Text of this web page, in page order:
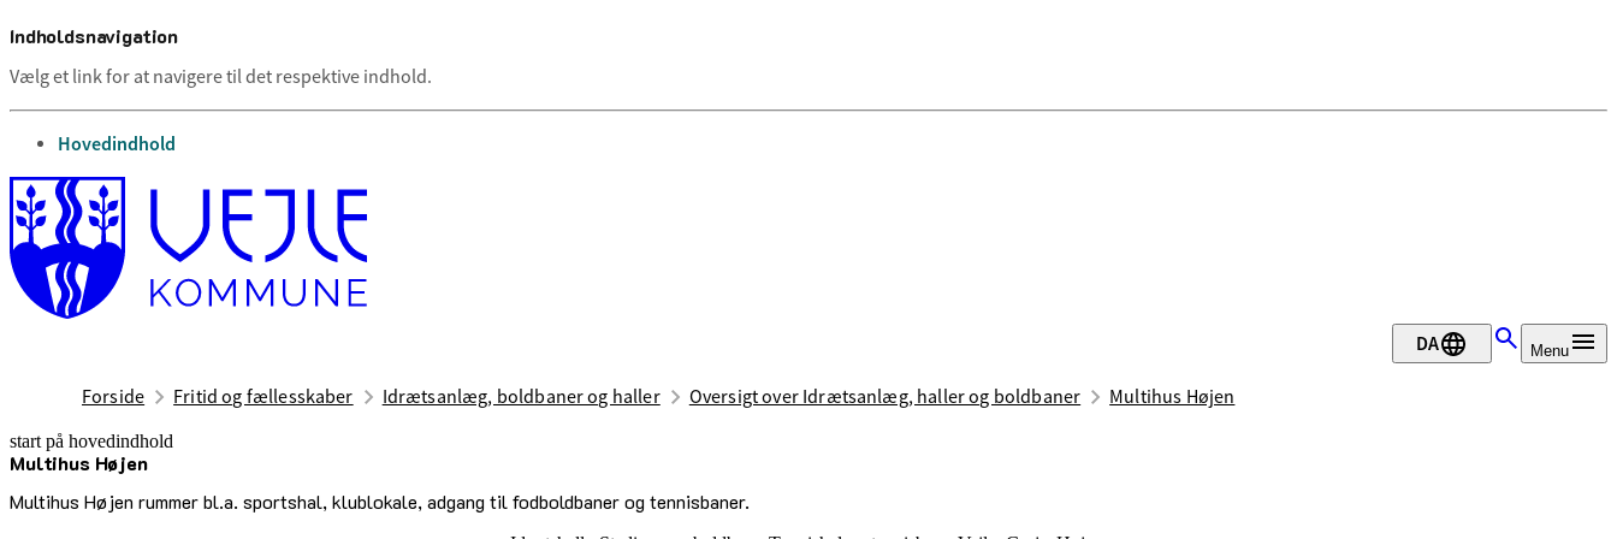
Indholdsnavigation
Vælg et link for at navigere til det respektive indhold.
gå til
Hovedindhold
DA Menu
Forside Fritid og fællesskaber Idrætsanlæg, boldbaner og haller Oversigt over Idrætsanlæg, haller og boldbaner Multihus Højen
start på hovedindhold
Multihus Højen
Multihus Højen rummer bl.a. sportshal, klublokale, adgang til fodboldbaner og tennisbaner.
senest opdateret 17. februar 2026